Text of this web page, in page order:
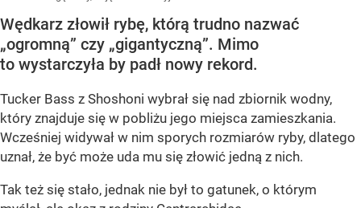
Wędkarz złowił rybę, którą trudno nazwać
„ogromną” czy „gigantyczną”. Mimo
to wystarczyła by padł nowy rekord.
Tucker Bass z Shoshoni wybrał się nad zbiornik wodny,
który znajduje się w pobliżu jego miejsca zamieszkania.
Wcześniej widywał w nim sporych rozmiarów ryby, dlatego
uznał, że być może uda mu się złowić jedną z nich.
Tak też się stało, jednak nie był to gatunek, o którym